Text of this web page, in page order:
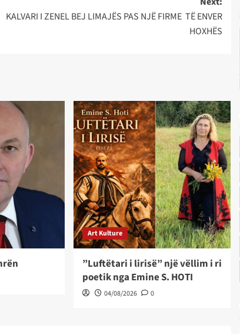
KALVARI I ZENEL BEJ LIMAJËS PAS NJË FIRME TË ENVER
HOXHËS
Art Kulture
”Luftëtari i lirisë” një vëllim i ri
poetik nga Emine S. HOTI
04/08/2026 0